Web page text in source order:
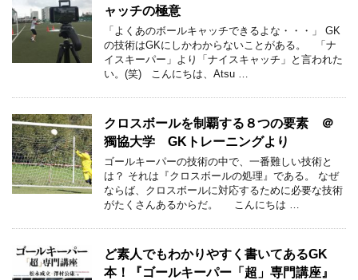
ャッチの極意
「よくあのボールキャッチできるよな・・・」 GK
の技術はGKにしかわからないことがある。 「ナ
イスキーパー」より「ナイスキャッチ」と言われた
い。(笑) こんにちは、Atsu …
クロスボールを制覇する８つの要素 ＠
獨協大学 GKトレーニングより
ゴールキーパーの技術の中で、一番難しい技術と
は？ それは『クロスボールの処理』である。 なぜ
ならば、クロスボールに対応するために必要な技術
がたくさんあるからだ。 こんにちは …
ど素人でもわかりやすく書いてあるGK
本！『ゴールキーパー「超」専門講座』